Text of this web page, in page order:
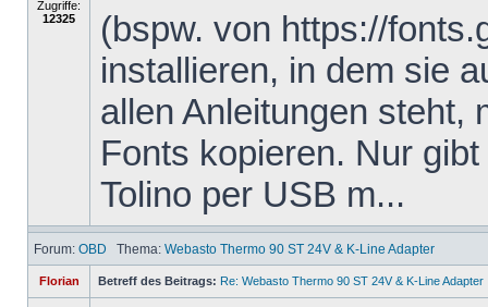
Zugriffe:
12325
(bspw. von https://
installieren, in dem sie
allen Anleitungen steht,
Fonts kopieren. Nur
Tolino per USB m...
Forum: OBD Thema: Webasto Thermo 90 ST 24V & K-Line Adapter
Florian Betreff des Beitrags: Re: Webasto Thermo 90 ST 24V & K-Line Adapter